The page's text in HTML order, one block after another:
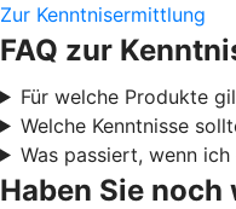
Zur Kenntnisermittlung
FAQ zur
Für welche Produkte
Welche Kenntnisse
Was passiert, wenn
Haben Sie noch